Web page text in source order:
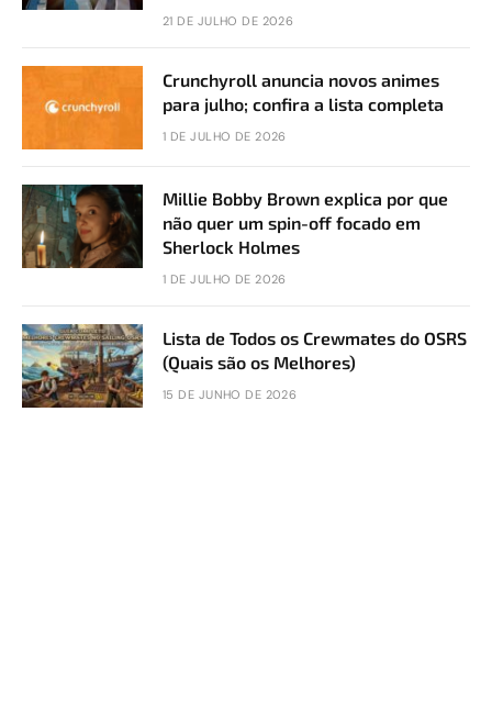
21 DE JULHO DE 2026
Crunchyroll anuncia novos animes
para julho; confira a lista completa
1 DE JULHO DE 2026
Millie Bobby Brown explica por que
não quer um spin-off focado em
Sherlock Holmes
1 DE JULHO DE 2026
Lista de Todos os Crewmates do OSRS
(Quais são os Melhores)
15 DE JUNHO DE 2026